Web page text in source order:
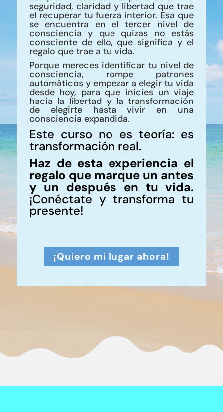
seguridad, claridad y libertad que trae
el recuperar tu fuerza interior. Esa que
se encuentra en el tercer nivel de
consciencia y que quizas no estás
consciente de ello, que significa y el
regalo que trae a tu vida.
Porque mereces identificar tu nivel de
consciencia, rompe patrones
automáticos y empezar a elegir tu vida
desde hoy, para que inicies un viaje
hacia la libertad y la transformación
de elegirte hasta vivir en una
consciencia expandida.
Este curso no es teoría: es
transformación real.
Haz de esta experiencia el
regalo que marque un antes
y un después en tu vida.
¡Conéctate y transforma tu
presente!
¡Quiero mi lugar ahora!